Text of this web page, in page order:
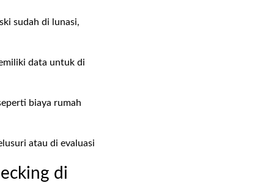
sudah di lunasi,
data untuk di
biaya rumah
atau di evaluasi
di